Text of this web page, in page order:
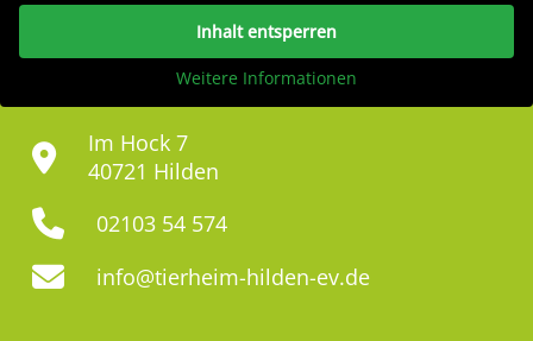
Inhalt entsperren
Weitere Informationen
Im Hock 7
40721 Hilden
02103 54 574
info@tierheim-hilden-ev.de